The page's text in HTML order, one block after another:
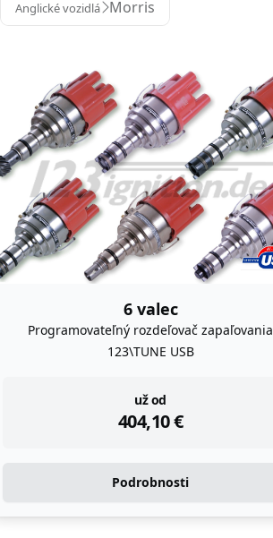
Anglické vozidlá Morris
6 valec
Programovateľný rozdeľovač zapaľovania
123\TUNE USB
už od
404,10€
instock
Podrobnosti